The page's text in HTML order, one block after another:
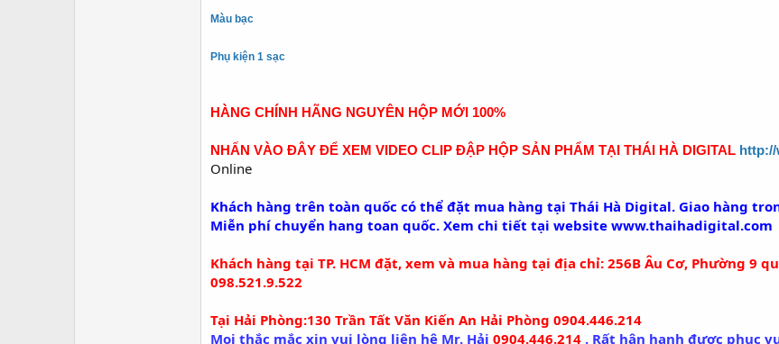
Màu bạc
Phụ kiện 1 sạc
HÀNG CHÍNH HÃNG NGUYÊN HỘP MỚI 100%
NHẤN VÀO ĐÂY ĐỂ XEM VIDEO CLIP ĐẬP HỘP SẢN PHẨM TẠI THÁI HÀ DIGITAL http://
Online
Khách hàng trên toàn quốc có thể đặt mua hàng tại Thái Hà Digital. Giao hàng
Miễn phí chuyển hang toan quốc. Xem chi tiết tại website www.thaihadigital.com
Khách hàng tại TP. HCM đặt, xem và mua hàng tại địa chỉ: 256B Âu Cơ, Phường 9
098.521.9.522
Tại Hải Phòng:130 Trần Tất Văn Kiến An Hải Phòng 0904.446.214
Mọi thắc mắc xin vui lòng liên hệ Mr. Hải 0904.446.214 . Rất hân hạnh được phục